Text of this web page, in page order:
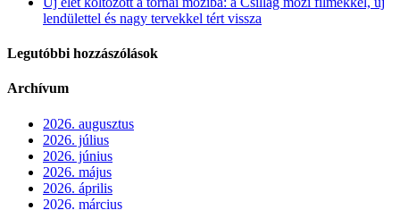
lendülettel és nagy tervekkel tért vissza
Legutóbbi hozzászólások
Archívum
2026. augusztus
2026. július
2026. június
2026. május
2026. április
2026. március